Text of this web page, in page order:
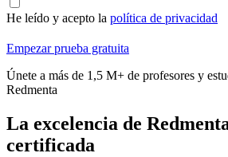
He leído y acepto la política de privacidad
Empezar prueba gratuita
Únete a más de 1,5 M+ de profesores y
Redmenta
La excelencia de
certificada